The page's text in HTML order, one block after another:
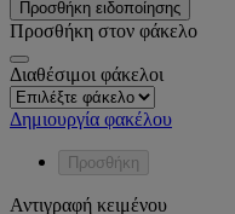
Προσθήκη ειδοποίησης
Προσθήκη στον φάκελο
Διαθέσιμοι φάκελοι
Δημιουργία φακέλου
Προσθήκη
Αντιγραφή κειμένου